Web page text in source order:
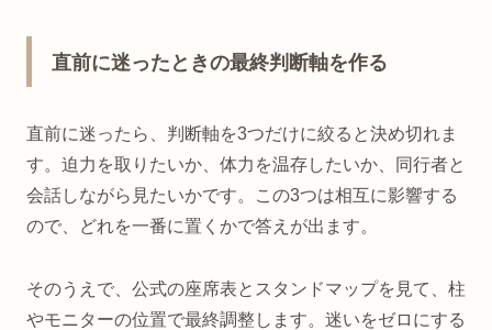
直前に迷ったときの最終判断軸を作る
直前に迷ったら、判断軸を3つだけに絞ると決め切れま
す。迫力を取りたいか、体力を温存したいか、同行者と
会話しながら見たいかです。この3つは相互に影響する
ので、どれを一番に置くかで答えが出ます。
そのうえで、公式の座席表とスタンドマップを見て、柱
やモニターの位置で最終調整します。迷いをゼロにする